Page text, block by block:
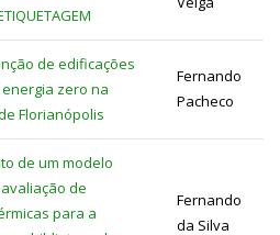
de edificações
zero na
Florianópolis
Fernando
Pacheco
de um modelo
de
para a
Fernando
da Silva